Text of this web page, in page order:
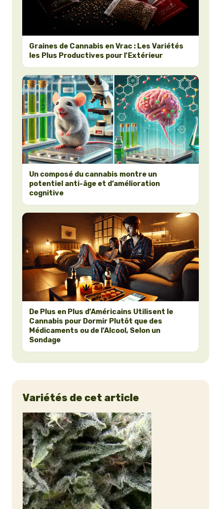
Graines de Cannabis en Vrac : Les Variétés
les Plus Productives pour l'Extérieur
Un composé du cannabis montre un
potentiel anti-âge et d’amélioration
cognitive
De Plus en Plus d’Américains Utilisent le
Cannabis pour Dormir Plutôt que des
Médicaments ou de l’Alcool, Selon un
Sondage
Variétés de cet article